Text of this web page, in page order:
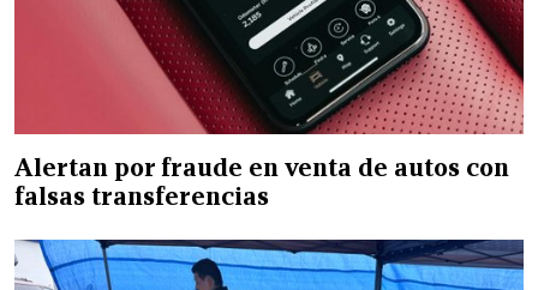
Alertan por fraude en venta de autos con
falsas transferencias